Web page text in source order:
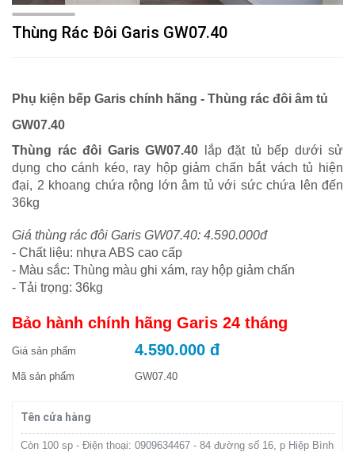
Thùng Rác Đôi Garis GW07.40
Phụ kiện bếp Garis chính hãng - Thùng rác đôi âm tủ
GW07.40
Thùng rác đôi Garis GW07.40 lắp đặt tủ bếp dưới sử
dụng cho cánh kéo, ray hộp giảm chấn bắt vách tủ hiện
đại, 2 khoang chứa rộng lớn âm tủ với sức chứa lên đến
36kg
Giá thùng rác đôi Garis GW07.40: 4.590.000đ
- Chất liệu: nhựa ABS cao cấp
- Màu sắc: Thùng màu ghi xám, ray hộp giảm chấn
- Tải trọng: 36kg
Bảo hành chính hãng Garis 24 tháng
Giá sản phẩm 4.590.000 đ
Mã sản phẩm GW07.40
Tên cửa hàng
Còn 100 sp - Điện thoại: 0909634467 - 84 đường số 16, p Hiệp Bình